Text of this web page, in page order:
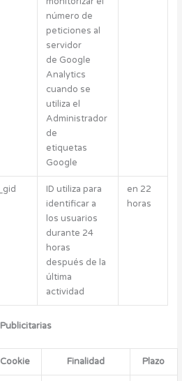
número de
peticiones al
servidor
de Google
Analytics
cuando se
utiliza el
Administrador
de
etiquetas
Google
_gid
ID utiliza para
identificar a
los usuarios
durante 24
horas
después de la
última
actividad
en 22
horas
Publicitarias
Cookie Finalidad Plazo